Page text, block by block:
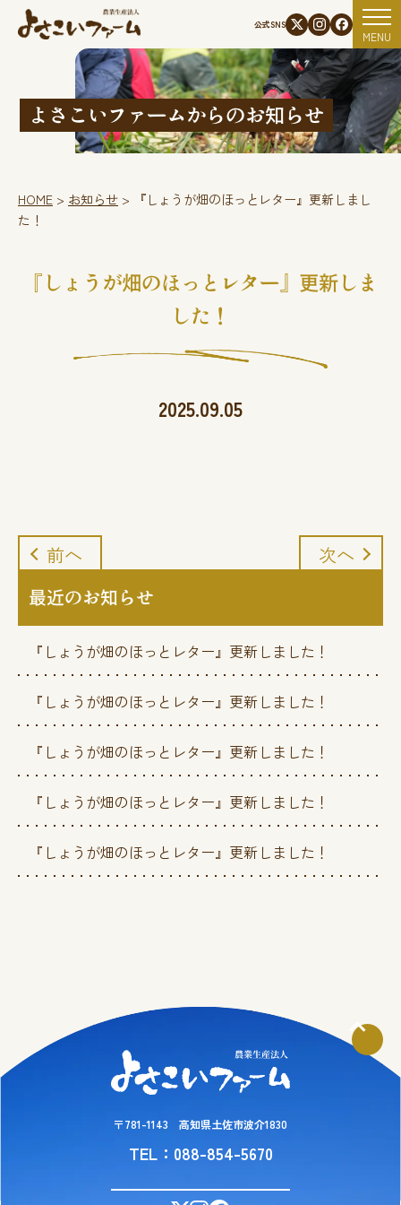
公式SNS
MENU
資材使用状況
よさこいファームからのお知らせ
HOME > お知らせ >
『しょうが畑のほっとレター』更新しまし
た！
『しょうが畑のほっとレター』更新しま
した！
2025.09.05
次へ
前へ
最近のお知らせ
『しょうが畑のほっとレター』更新しました！
『しょうが畑のほっとレター』更新しました！
『しょうが畑のほっとレター』更新しました！
『しょうが畑のほっとレター』更新しました！
『しょうが畑のほっとレター』更新しました！
〒781-1143 高知県土佐市波介1830
TEL：088-854-5670